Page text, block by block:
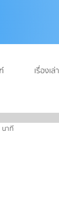
เรื่องเ
นาที